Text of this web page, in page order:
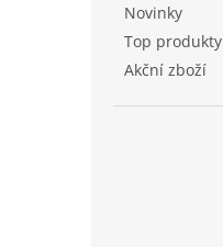
Novinky
Top produkty
Akční zboží